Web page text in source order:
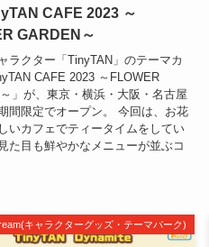
CAFE 2023 ～
GARDEN～
ラクター「TinyTAN」のテーマカ
CAFE 2023 ～FLOWER
」が、東京・横浜・大阪・名古屋
間限定でオープン。 今回は、お花
いカフェでティータイムをしてい
た目も鮮やかなメニューが並ぶコ
キャラクターグッズ・テーマパーク)